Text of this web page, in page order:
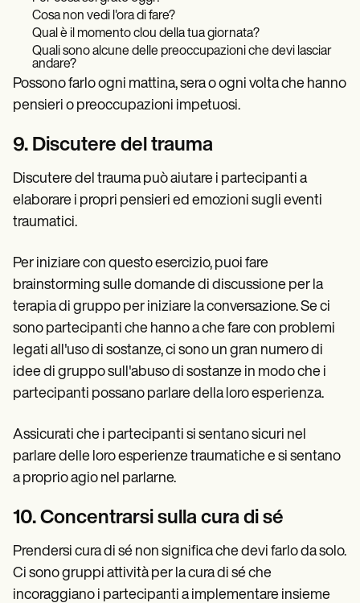
Cosa non vedi l'ora di fare?
Qual è il momento clou della tua giornata?
Quali sono alcune delle preoccupazioni che devi lasciar
andare?
Possono farlo ogni mattina, sera o ogni volta che hanno
pensieri o preoccupazioni impetuosi.
9. Discutere del trauma
Discutere del trauma può aiutare i partecipanti a
elaborare i propri pensieri ed emozioni sugli eventi
traumatici.
Per iniziare con questo esercizio, puoi fare
brainstorming sulle domande di discussione per la
terapia di gruppo per iniziare la conversazione. Se ci
sono partecipanti che hanno a che fare con problemi
legati all'uso di sostanze, ci sono un gran numero di
idee di gruppo sull'abuso di sostanze in modo che i
partecipanti possano parlare della loro esperienza.
Assicurati che i partecipanti si sentano sicuri nel
parlare delle loro esperienze traumatiche e si sentano
a proprio agio nel parlarne.
10. Concentrarsi sulla cura di sé
Prendersi cura di sé non significa che devi farlo da solo.
Ci sono gruppi attività per la cura di sé che
incoraggiano i partecipanti a implementare insieme